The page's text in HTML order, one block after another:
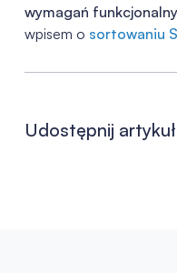
wymagań
wpisem o sortowaniu
Udostępnij artykuł